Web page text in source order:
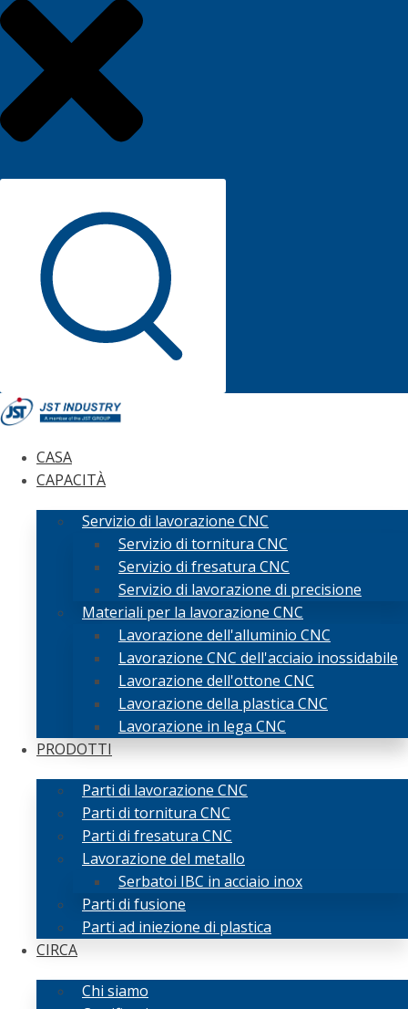
CASA
CAPACITÀ
Servizio di lavorazione CNC
Servizio di tornitura CNC
Servizio di fresatura CNC
Servizio di lavorazione di precisione
Materiali per la lavorazione CNC
Lavorazione dell'alluminio CNC
Lavorazione CNC dell'acciaio inossidabile
Lavorazione dell'ottone CNC
Lavorazione della plastica CNC
Lavorazione in lega CNC
PRODOTTI
Parti di lavorazione CNC
Parti di tornitura CNC
Parti di fresatura CNC
Lavorazione del metallo
Serbatoi IBC in acciaio inox
Parti di fusione
Parti ad iniezione di plastica
CIRCA
Chi siamo